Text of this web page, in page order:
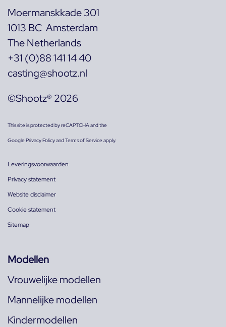
Moermanskkade 301
1013 BC Amsterdam
The Netherlands
+31 (0)88 141 14 40
casting@shootz.nl
©Shootz® 2026
This site is protected by reCAPTCHA and the
GooglePrivacy PolicyandTerms of Serviceapply.
Leveringsvoorwaarden
Privacy statement
Website disclaimer
Cookie statement
Sitemap
Modellen
Vrouwelijke modellen
Mannelijke modellen
Kindermodellen